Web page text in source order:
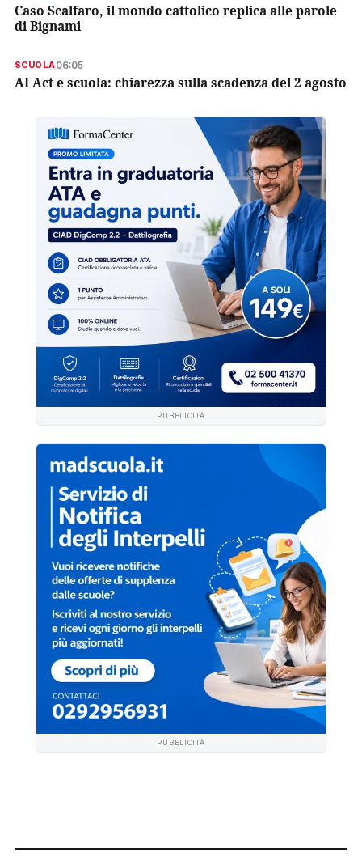
Caso Scalfaro, il mondo cattolico replica alle parole
di Bignami
SCUOLA06:05
AI Act e scuola: chiarezza sulla scadenza del 2 agosto
PUBBLICITÀ
PUBBLICITÀ